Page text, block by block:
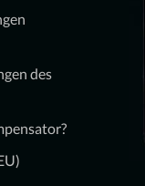
des